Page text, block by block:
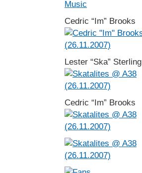
Cedric “Im” Brooks
Lester “Ska” Sterling
Cedric “Im” Brooks